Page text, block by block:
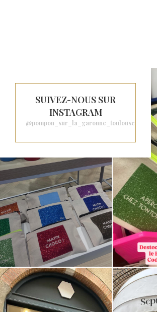
SUIVEZ-NOUS SUR
INSTAGRAM
@pompon_sur_la_garonne_toulouse